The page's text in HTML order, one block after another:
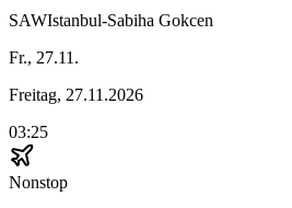
SAWIstanbul-Sabiha Gokcen
Fr., 27.11.
Freitag, 27.11.2026
03:25
Nonstop